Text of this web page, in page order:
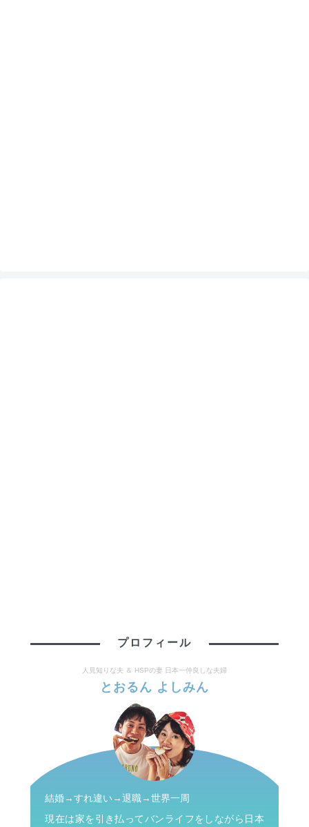
プロフィール
人見知りな夫 ＆ HSPの妻 日本一仲良しな夫婦
とおるん よしみん
結婚→すれ違い→退職→世界一周
現在は家を引き払ってバンライフをしながら日本